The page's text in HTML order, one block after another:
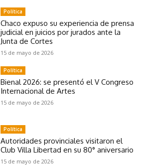
Política
Chaco expuso su experiencia de prensa
judicial en juicios por jurados ante la
Junta de Cortes
15 de mayo de 2026
Política
Bienal 2026: se presentó el V Congreso
Internacional de Artes
15 de mayo de 2026
Política
Autoridades provinciales visitaron el
Club Villa Libertad en su 80° aniversario
15 de mayo de 2026